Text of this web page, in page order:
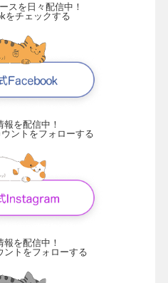
スを日々配信中！
をチェックする
報を配信中！
ントをフォローする
報を配信中！
ントをフォローする